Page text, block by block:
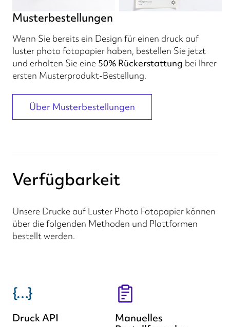
Musterbestellungen
Wenn Sie bereits ein Design für einen druck auf
luster photo fotopapier haben, bestellen Sie jetzt
und erhalten Sie eine 50% Rückerstattung bei Ihrer
ersten Musterprodukt-Bestellung.
Über Musterbestellungen
Verfügbarkeit
Unsere Drucke auf Luster Photo Fotopapier können
über die folgenden Methoden und Plattformen
bestellt werden.
Druck API
Manuelles